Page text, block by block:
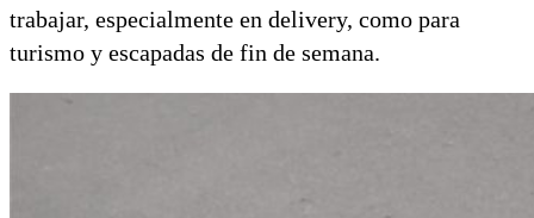
trabajar, especialmente en delivery, como para
turismo y escapadas de fin de semana.